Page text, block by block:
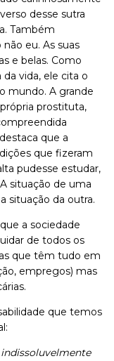
desse sutra
Também
eu. As suas
e belas. Como
vida, ele cita o
mundo. A grande
prostituta,
que a
que fizeram
pudesse estudar,
situação de uma
situação da outra.
a sociedade
de todos os
que têm tudo em
empregos) mas
que temos
indissoluvelmente